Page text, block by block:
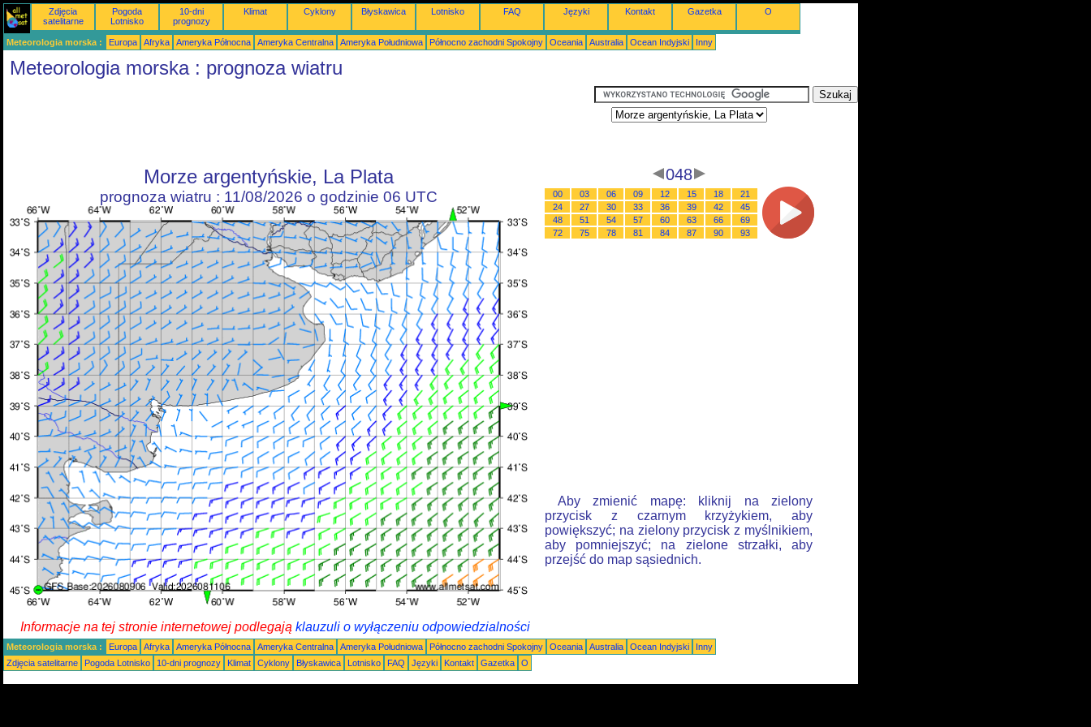
Zdjęcia
satelitarne
Pogoda
Lotnisko
10-dni
prognozy
Klimat Cyklony Błyskawica Lotnisko FAQ Języki Kontakt Gazetka O
Meteorologia morska : Europa Afryka Ameryka Północna Ameryka Centralna Ameryka Południowa Północno zachodni Spokojny Oceania Australia Ocean Indyjski Inny
Meteorologia morska : prognoza wiatru
Morze argentyńskie, La Plata
prognoza wiatru : 11/08/2026 o godzinie 06 UTC
048
00 03 06 09 12 15 18
21
24
27 30 33 36 39 42
45
48
51 54 57 60 63 66
69
72
75 78 81 84 87 90 93
Aby zmienić mapę: kliknij na zielony
przycisk z czarnym krzyżykiem, aby
powiększyć; na zielony przycisk z myślnikiem,
aby pomniejszyć; na zielone strzałki, aby
przejść do map sąsiednich.
Informacje na tej stronie internetowej podlegają klauzuli o wyłączeniu odpowiedzialności
Meteorologia morska : Europa Afryka Ameryka Północna Ameryka Centralna Ameryka Południowa Północno zachodni Spokojny Oceania Australia Ocean Indyjski
Inny
Zdjęcia satelitarne
Pogoda Lotnisko 10-dni prognozy Klimat Cyklony Błyskawica Lotnisko FAQ Języki Kontakt Gazetka O